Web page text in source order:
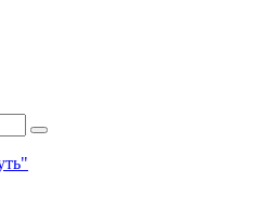
Поиск